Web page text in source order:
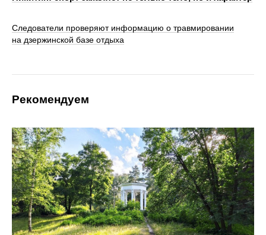
Следователи проверяют информацию о травмировании
на дзержинской базе отдыха
Рекомендуем